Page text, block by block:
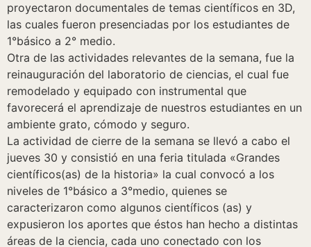
proyectaron documentales de temas científicos en 3D,
las cuales fueron presenciadas por los estudiantes de
1°básico a 2° medio.
Otra de las actividades relevantes de la semana, fue la
reinauguración del laboratorio de ciencias, el cual fue
remodelado y equipado con instrumental que
favorecerá el aprendizaje de nuestros estudiantes en un
ambiente grato, cómodo y seguro.
La actividad de cierre de la semana se llevó a cabo el
jueves 30 y consistió en una feria titulada «Grandes
científicos(as) de la historia» la cual convocó a los
niveles de 1°básico a 3°medio, quienes se
caracterizaron como algunos científicos (as) y
expusieron los aportes que éstos han hecho a distintas
áreas de la ciencia, cada uno conectado con los